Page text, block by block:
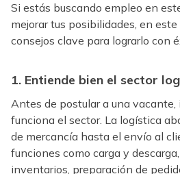
Si estás buscando empleo en
mejorar tus posibilidades, en
consejos clave para lograrlo con
1. Entiende bien el sector
Antes de postular a una
funciona el sector. La logística
de mercancía hasta el envío al
funciones como carga y
inventarios, preparación de